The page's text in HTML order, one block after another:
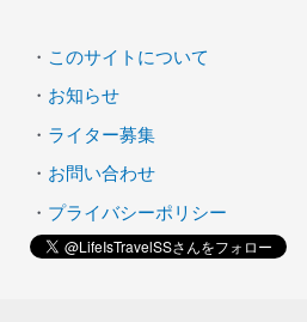
ス・ このサイトについて
・ お知らせ
・ ライター募集
・ お問い合わせ
・ プライバシーポリシー